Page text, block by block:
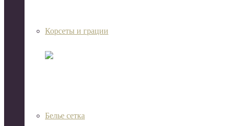
Корсеты и грации
Белье сетка